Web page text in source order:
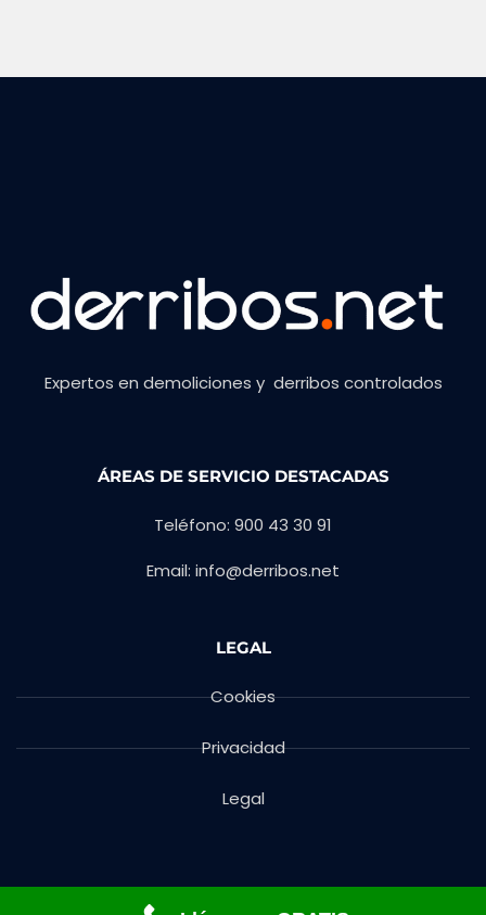
Expertos en demoliciones y derribos controlados
ÁREAS DE SERVICIO DESTACADAS
Teléfono: 900 43 30 91
Email: info@derribos.net
LEGAL
Cookies
Privacidad
Legal